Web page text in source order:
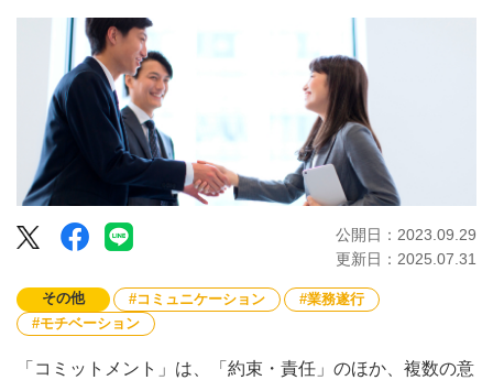
TwitterFacebook
LINE
公開日：2023.09.29
更新日：2025.07.31
その他 コミュニケーション
業務遂行
モチベーション
「コミットメント」は、「約束・責任」のほか、複数の意